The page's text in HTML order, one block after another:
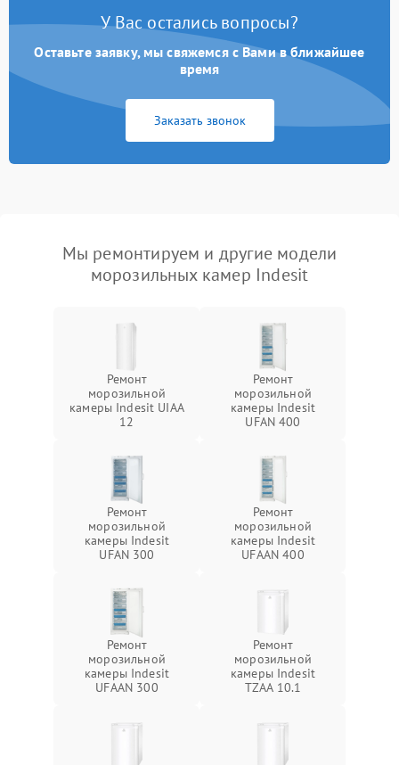
У Вас остались вопросы?
Оставьте заявку, мы свяжемся с Вами в ближайшее
время
Заказать звонок
Мы ремонтируем и другие модели
морозильных камер Indesit
Ремонт
морозильной
камеры Indesit UIAA
12
Ремонт
морозильной
камеры Indesit
UFAN 400
Ремонт
морозильной
камеры Indesit
UFAN 300
Ремонт
морозильной
камеры Indesit
UFAAN 400
Ремонт
морозильной
камеры Indesit
UFAAN 300
Ремонт
морозильной
камеры Indesit
TZAA 10.1